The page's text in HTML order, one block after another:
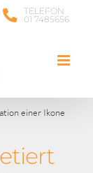
TELEFON
01 7485656
einer Ikone